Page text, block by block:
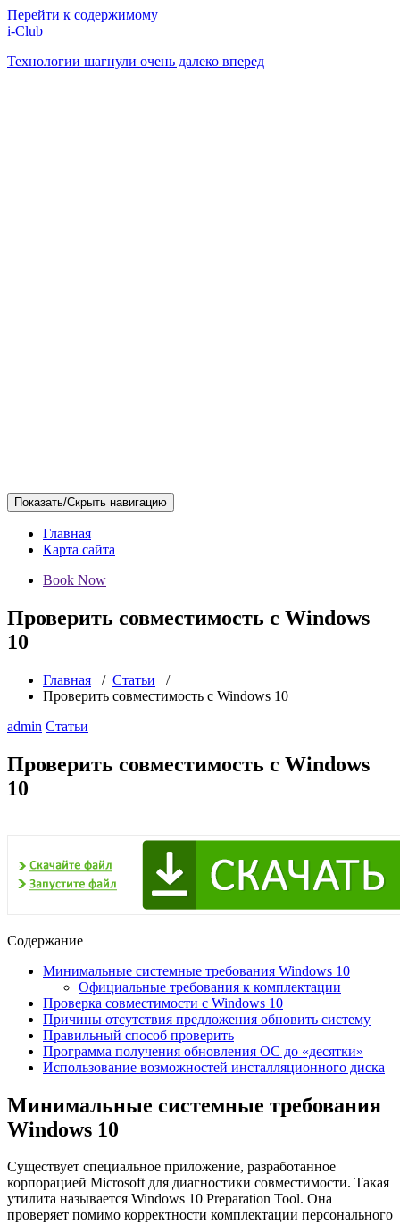
Перейти к содержимому
i-Club
Технологии шагнули очень далеко вперед
Показать/Скрыть навигацию
Главная
Карта сайта
Book Now
Проверить совместимость с Windows
10
Главная / Статьи /
Проверить совместимость с Windows 10
admin Статьи
Проверить совместимость с Windows
10
Содержание
Минимальные системные требования Windows 10
Официальные требования к комплектации
Проверка совместимости с Windows 10
Причины отсутствия предложения обновить систему
Правильный способ проверить
Программа получения обновления ОС до «десятки»
Использование возможностей инсталляционного диска
Минимальные системные требования
Windows 10
Существует специальное приложение, разработанное
корпорацией Microsoft для диагностики совместимости. Такая
утилита называется Windows 10 Preparation Tool. Она
проверяет помимо корректности комплектации персонального